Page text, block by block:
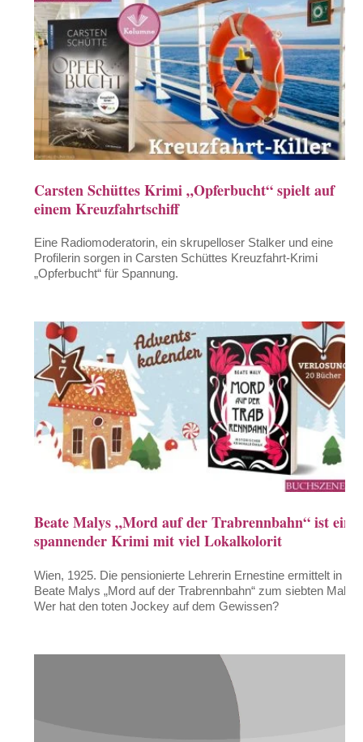
Carsten Schüttes Krimi „Opferbucht“ spielt auf
einem Kreuzfahrtschiff
Eine Radiomoderatorin, ein skrupelloser Stalker und eine
Profilerin sorgen in Carsten Schüttes Kreuzfahrt-Krimi
„Opferbucht“ für Spannung.
Beate Malys „Mord auf der Trabrennbahn“ ist ein
spannender Krimi mit viel Lokalkolorit
Wien, 1925. Die pensionierte Lehrerin Ernestine ermittelt in
Beate Malys „Mord auf der Trabrennbahn“ zum siebten Mal.
Wer hat den toten Jockey auf dem Gewissen?